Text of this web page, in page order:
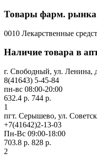
Товары фарм. рынка
0010 Лекарственные
Наличие товара в
г. Свободный, ул. Ленина,
8(41643) 5-45-84
пн-вс 08:00-20:00
632.4 р. 744 р.
1
пгт. Серышево, ул.
+7(41642)2-13-03
Пн-Вс 09:00-18:00
703.8 р. 828 р.
2